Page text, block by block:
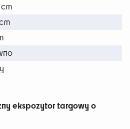
ekspozytor targowy o